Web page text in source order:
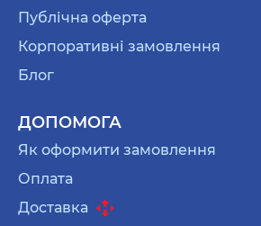
Публічна оферта
Корпоративні замовлення
Блог
ДОПОМОГА
Як оформити замовлення
Оплата
Доставка